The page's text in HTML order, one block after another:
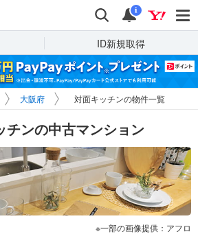
検索 通知
i
ID新規取得
大阪府 対面キッチンの物件一覧
チンの中古マンション
一部の画像提供：アフロ